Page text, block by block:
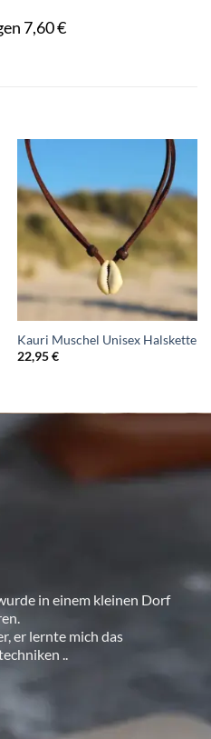
7,60 €
Kauri Muschel Unisex Halskette
22,95€
in einem kleinen Dorf
er lernte mich das
..